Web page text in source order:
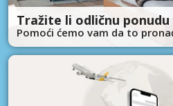
Tražite li odličnu ponudu
Pomoći ćemo vam da to